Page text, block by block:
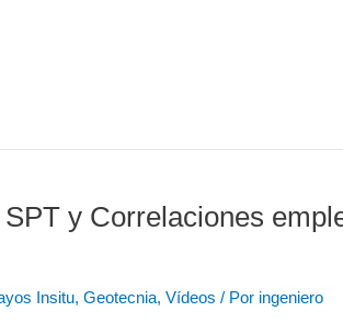
y Correlaciones
Insitu, Geotecnia, Vídeos / Por ingeniero